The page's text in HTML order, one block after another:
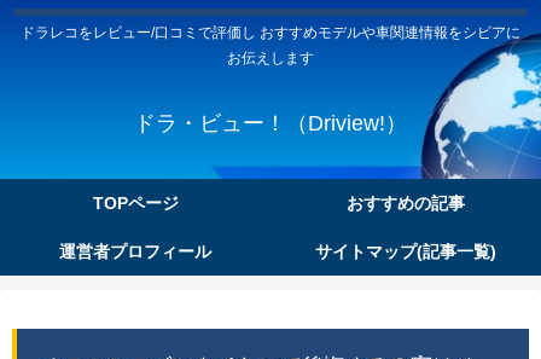
ドラレコをレビュー/口コミで評価し おすすめモデルや車関連情報をシビアに
お伝えします
ドラ・ビュー！（Driview!）
TOPページ おすすめの記事
運営者プロフィール サイトマップ(記事一覧)